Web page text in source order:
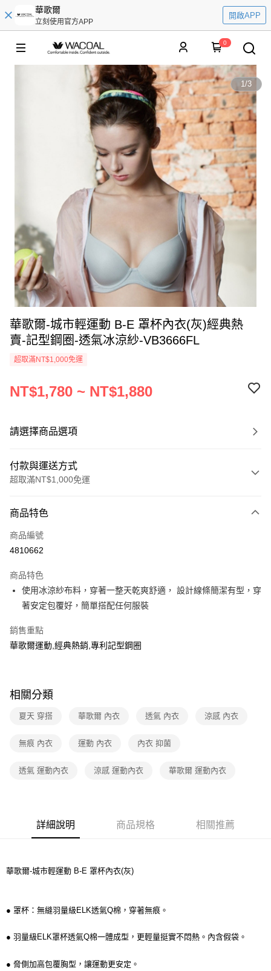
華歌爾
立刻使用官方APP
開啟APP
0
1/3
華歌爾-城市輕運動 B-E 罩杯內衣(灰)經典熱
賣-記型鋼圈-透氣冰涼紗-VB3666FL
超取滿NT$1,000免運
NT$1,780 ~ NT$1,880
請選擇商品選項
付款與運送方式
超取滿NT$1,000免運
信用卡一次付款
超商取貨付款
街口支付
ATM付款
運送方式
付款後全家取貨
每筆NT$80，滿NT$1,000(含以上)免運費
付款後7-11取貨
每筆NT$80，滿NT$1,000(含以上)免運費
每筆NT$220
每筆NT$80，滿NT$1,000(含以上)免運費
商品特色
商品編號
4810662
商品特色
使用冰涼紗布料，穿著一整天乾爽舒適， 設計線條簡潔有型，穿
著安定包覆好，簡單搭配任何服裝
銷售重點
華歌爾運動,經典熱銷,專利記型鋼圈
相關分類
夏天 穿搭 華歌爾 內衣 透氣 內衣 涼感 內衣
無痕 內衣 運動 內衣 內衣 抑菌
透氣 運動內衣 涼感 運動內衣 華歌爾 運動內衣
詳細說明 商品規格 相關推薦
華歌爾-城市輕運動 B-E 罩杯內衣(灰)
● 罩杯：無縫羽量級ELK透氣Q棉，穿著無痕。
● 羽量級ELK罩杯透氣Q棉一體成型，更輕量挺實不悶熱。內含假袋。
● 脅側加高包覆胸型，讓運動更安定。